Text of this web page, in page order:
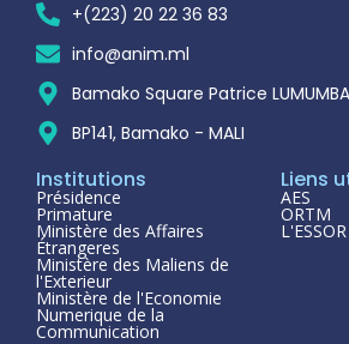
+(223) 20 22 36 83
info@anim.ml
Bamako Square Patrice LUMUMBA
BP141, Bamako - MALI
Institutions
Présidence
Primature
Ministère des Affaires
Étrangeres
Ministère des Maliens de
l'Exterieur
Ministère de l'Economie
Numerique de la
Communication
Liens
AES
ORTM
L'ESSOR